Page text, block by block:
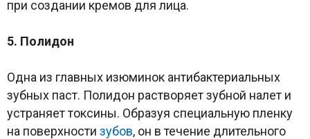
при создании кремов для лица.
5. Полидон
Одна из главных изюминок антибактериальных
зубных паст. Полидон растворяет зубной налет и
устраняет токсины. Образуя специальную пленку
на поверхности зубов, он в течение длительного